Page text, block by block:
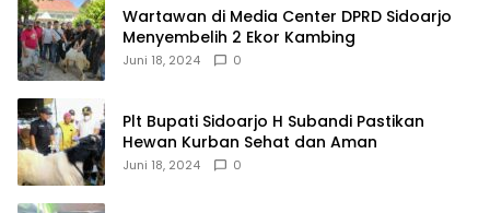
Wartawan di Media Center DPRD Sidoarjo
Menyembelih 2 Ekor Kambing
Juni 18, 2024 0
Plt Bupati Sidoarjo H Subandi Pastikan
Hewan Kurban Sehat dan Aman
Juni 18, 2024 0